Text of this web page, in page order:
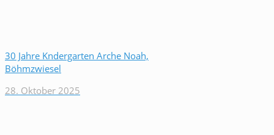
30 Jahre Kndergarten Arche Noah,
Böhmzwiesel
28. Oktober 2025